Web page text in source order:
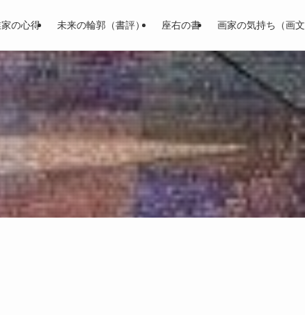
の心得 未来の輪郭（書評） 座右の書 画家の気持ち（画